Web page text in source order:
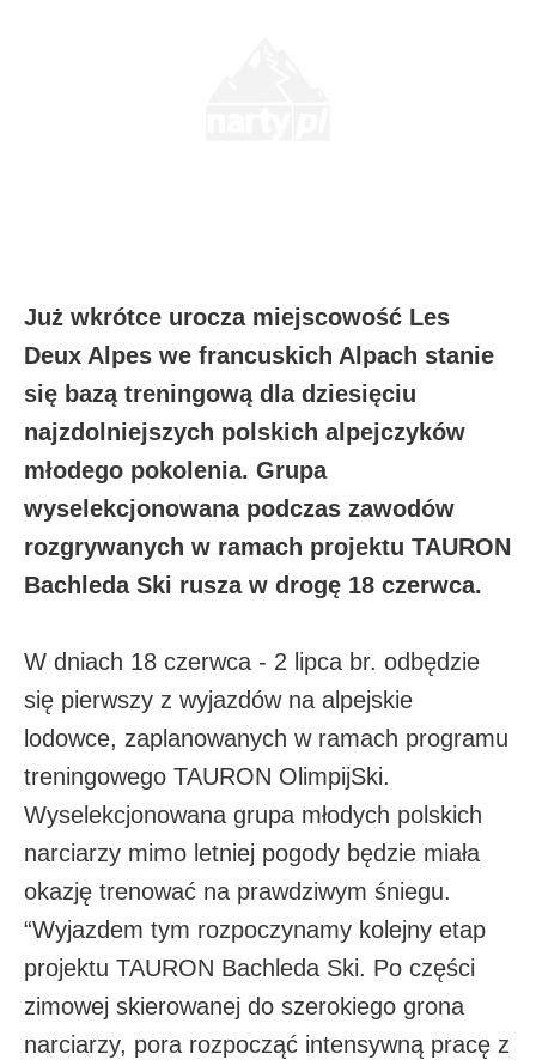
Już wkrótce urocza miejscowość Les
Deux Alpes we francuskich Alpach stanie
się bazą treningową dla dziesięciu
najzdolniejszych polskich alpejczyków
młodego pokolenia. Grupa
wyselekcjonowana podczas zawodów
rozgrywanych w ramach projektu TAURON
Bachleda Ski rusza w drogę 18 czerwca.
W dniach 18 czerwca - 2 lipca br. odbędzie
się pierwszy z wyjazdów na alpejskie
lodowce, zaplanowanych w ramach programu
treningowego TAURON OlimpijSki.
Wyselekcjonowana grupa młodych polskich
narciarzy mimo letniej pogody będzie miała
okazję trenować na prawdziwym śniegu.
“Wyjazdem tym rozpoczynamy kolejny etap
projektu TAURON Bachleda Ski. Po części
zimowej skierowanej do szerokiego grona
narciarzy, pora rozpocząć intensywną pracę z